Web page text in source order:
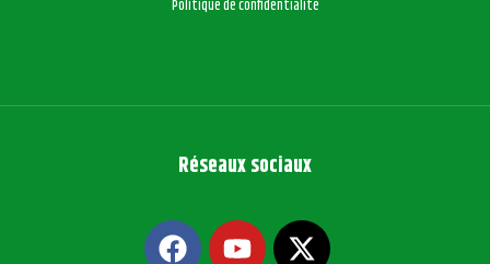
Réseaux sociaux
Politique de confidentialité